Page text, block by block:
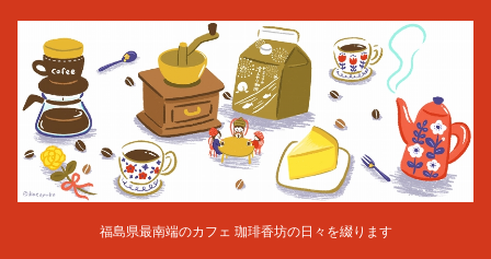
福島県最南端のカフェ 珈琲香坊の日々を綴ります